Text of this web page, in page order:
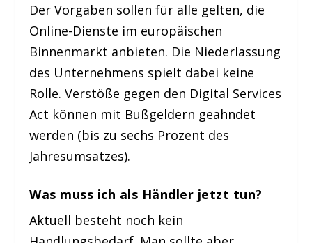
Der Vorgaben sollen für alle gelten, die
Online-Dienste im europäischen
Binnenmarkt anbieten. Die Niederlassung
des Unternehmens spielt dabei keine
Rolle. Verstöße gegen den Digital Services
Act können mit Bußgeldern geahndet
werden (bis zu sechs Prozent des
Jahresumsatzes).
Was muss ich als Händler jetzt tun?
Aktuell besteht noch kein